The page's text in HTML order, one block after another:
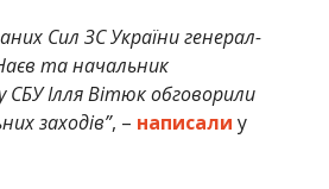
Сил ЗС України генерал-
та начальник
Ілля Вітюк обговорили
заходів”, – написали у